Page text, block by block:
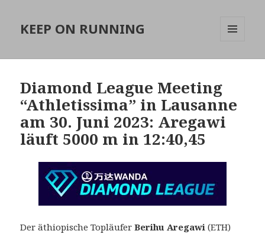
KEEP ON RUNNING
Diamond League Meeting
“Athletissima” in Lausanne
am 30. Juni 2023: Aregawi
läuft 5000 m in 12:40,45
Der äthiopische Topläufer Berihu Aregawi (ETH)